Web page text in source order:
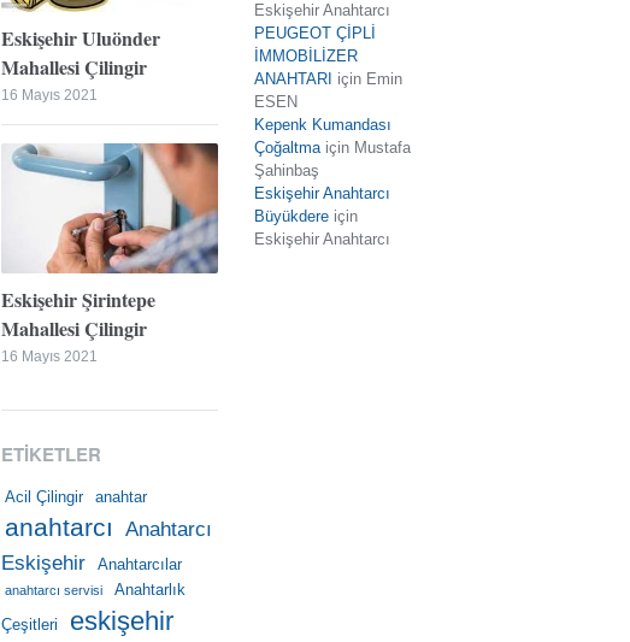
Eskişehir Uluönder
Mahallesi Çilingir
16 Mayıs 2021
Eskişehir Şirintepe
Mahallesi Çilingir
16 Mayıs 2021
ETIKETLER
Acil Çilingir anahtar
anahtarcı Anahtarcı
Eskişehir
Anahtarcılar
anahtarcı servisi Anahtarlık
Çeşitleri
eskişehir
Eskişehir Anahtarcı
PEUGEOT ÇİPLİ
İMMOBİLİZER
ANAHTARI için Emin
ESEN
Kepenk Kumandası
Çoğaltmaiçin Mustafa
Şahinbaş
Eskişehir Anahtarcı
Büyükdere için
Eskişehir Anahtarcı